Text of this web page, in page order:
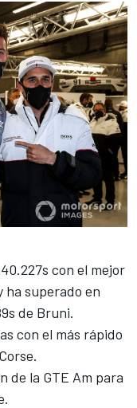
con el mejor
ha superado en
de Bruni.
con el más rápido
de la GTE Am para